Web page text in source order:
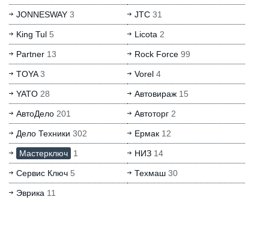
JONNESWAY 3 JTC31
King Tul 5 Licota 2
Partner 13 Rock Force99
TOYA3 Vorel4
YATO 28 Автовираж15
АвтоДело 201 Автоторг2
Дело Техники 302 Ермак12
Мастерключ 1 НИЗ14
Сервис Ключ 5 Техмаш30
Эврика 11